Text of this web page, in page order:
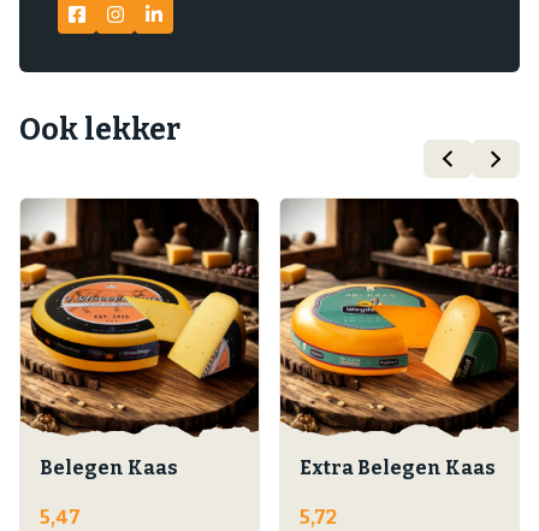
Ook lekker
Belegen Kaas
5,47
Extra Belegen Kaas
5,72